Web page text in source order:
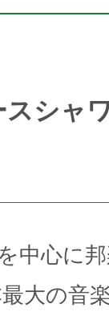
スシャ
中心に
大の音